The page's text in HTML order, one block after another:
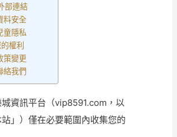
部連結
料安全
童隱私
權利
策變更
絡我們
資訊平台（vip8591.com，以
」）僅在必要範圍內收集您的